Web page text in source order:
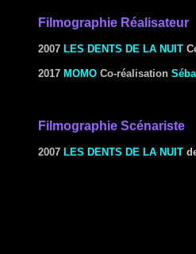
Filmographie Réalisateur
2007 LES DENTS DE LA NUIT
2017 MOMO Co-réalisation
Filmographie Scénariste
2007 LES DENTS DE LA NUIT